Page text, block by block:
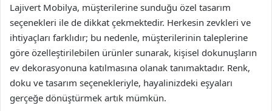
Lajivert Mobilya, müşterilerine sunduğu özel tasarım
seçenekleri ile de dikkat çekmektedir. Herkesin zevkleri ve
ihtiyaçları farklıdır; bu nedenle, müşterilerinin taleplerine
göre özelleştirilebilen ürünler sunarak, kişisel dokunuşların
ev dekorasyonuna katılmasına olanak tanımaktadır. Renk,
doku ve tasarım seçenekleriyle, hayalinizdeki eşyaları
gerçeğe dönüştürmek artık mümkün.